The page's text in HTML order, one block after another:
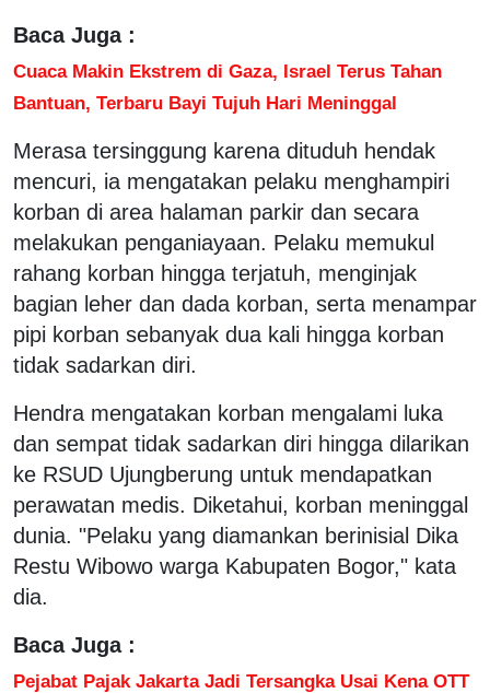
Baca Juga :
Cuaca Makin Ekstrem di Gaza, Israel Terus Tahan
Bantuan, Terbaru Bayi Tujuh Hari Meninggal
Merasa tersinggung karena dituduh hendak
mencuri, ia mengatakan pelaku menghampiri
korban di area halaman parkir dan secara
melakukan penganiayaan. Pelaku memukul
rahang korban hingga terjatuh, menginjak
bagian leher dan dada korban, serta menampar
pipi korban sebanyak dua kali hingga korban
tidak sadarkan diri.
Hendra mengatakan korban mengalami luka
dan sempat tidak sadarkan diri hingga dilarikan
ke RSUD Ujungberung untuk mendapatkan
perawatan medis. Diketahui, korban meninggal
dunia. "Pelaku yang diamankan berinisial Dika
Restu Wibowo warga Kabupaten Bogor," kata
dia.
Baca Juga :
Pejabat Pajak Jakarta Jadi Tersangka Usai Kena OTT